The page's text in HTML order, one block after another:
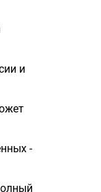
и
-